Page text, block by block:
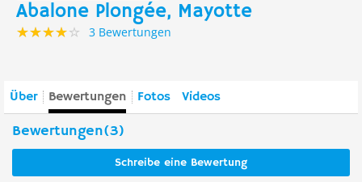
Abalone Plongée, Mayotte
3 Bewertungen
Über Bewertungen Fotos Videos
Bewertungen(3)
Schreibe eine Bewertung